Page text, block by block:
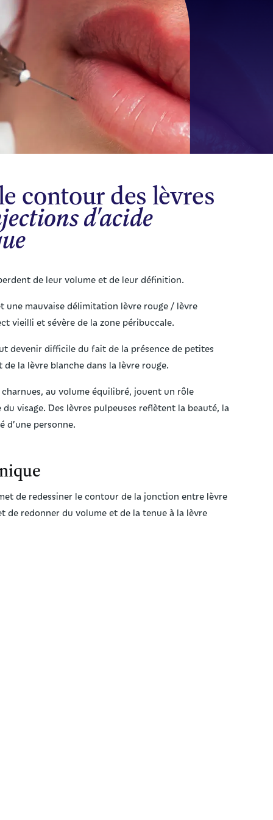
contour des lèvres
d'acide
de leur volume et de leur définition.
une mauvaise délimitation lèvre rouge / lèvre
vieilli et sévère de la zone péribuccale.
devenir difficile du fait de la présence de petites
la lèvre blanche dans la lèvre rouge.
charnues, au volume équilibré, jouent un rôle
du visage. Des lèvres pulpeuses reflètent la beauté, la
d’une personne.
de redessiner le contour de la jonction entre lèvre
de redonner du volume et de la tenue à la lèvre